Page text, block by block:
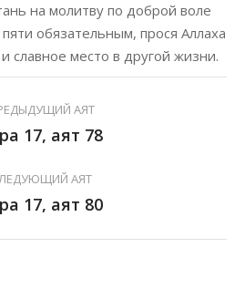
на молитву по доброй воле
обязательным, прося Аллаха
славное место в другой жизни.
АЯТ
17, аят 78
АЯТ
17, аят 80